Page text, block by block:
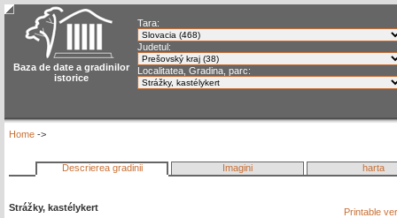
Baza de date a gradinilor
istorice
Tara:
Judetul:
Localitatea, Gradina, parc:
Home ->
Descrierea gradinii Imagini harta
Strážky, kastélykert Printable